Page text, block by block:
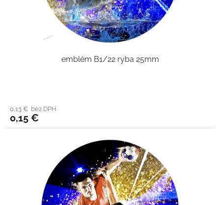
emblém B1/22 ryba 25mm
0,13 € bez DPH
0,15 €